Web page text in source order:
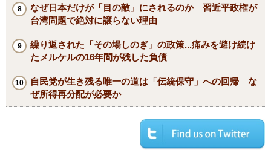
なぜ日本だけが「目の敵」にされるのか 習近平政権が
台湾問題で絶対に譲らない理由
繰り返された「その場しのぎ」の政策...痛みを避け続け
たメルケルの16年間が残した負債
自民党が生き残る唯一の道は「伝統保守」への回帰 な
ぜ所得再分配が必要か